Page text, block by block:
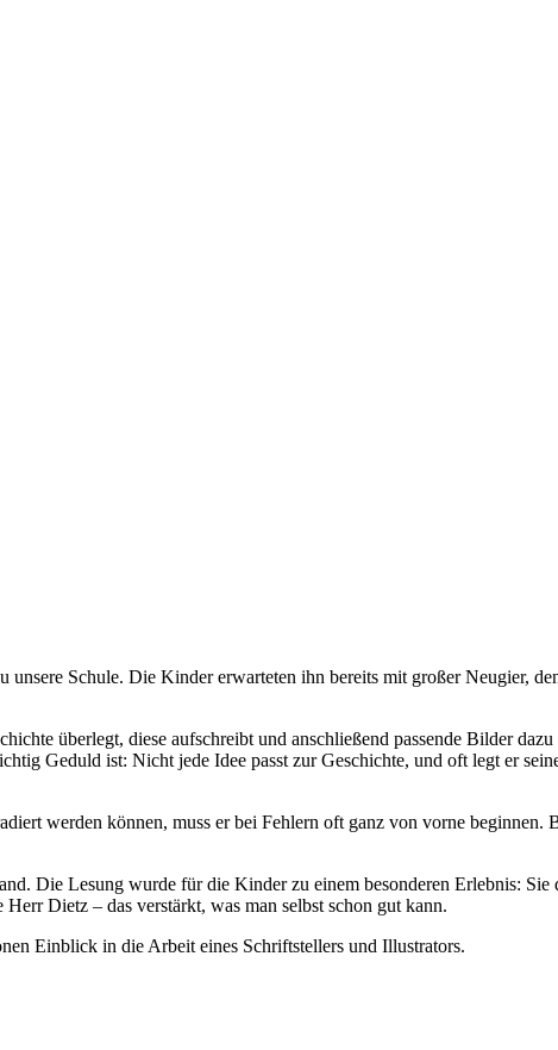
Schule. Die Kinder erwarteten ihn bereits mit großer Neugier,
überlegt, diese aufschreibt und anschließend passende Bilder
Geduld ist: Nicht jede Idee passt zur Geschichte, und oft legt er
werden können, muss er bei Fehlern oft ganz von vorne beginnen.
Die Lesung wurde für die Kinder zu einem besonderen Erlebnis: Sie
Dietz – das verstärkt, was man selbst schon gut kann.
Einblick in die Arbeit eines Schriftstellers und Illustrators.